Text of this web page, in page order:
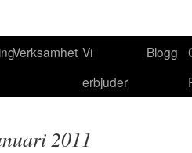
Verksamhet Vi
erbjuder
Blogg
2011